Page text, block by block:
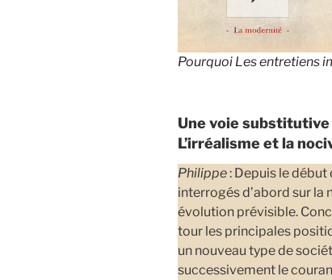
Pourquoi Les entretiens
Une voie
L’irréalisme et la
Philippe: Depuis le
interrogés d’abord sur la
évolution prévisible.
tour les principales
un nouveau type de
successivement le